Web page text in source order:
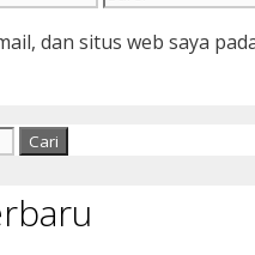
dan situs web saya